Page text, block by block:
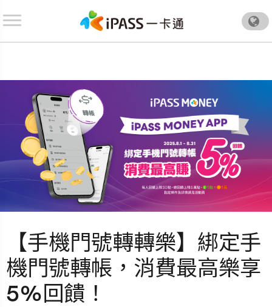
.
【手機門號轉轉樂】綁定手
機門號轉帳，消費最高樂享
5%回饋！